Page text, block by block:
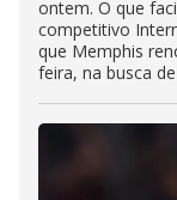
ontem. O que
competitivo
que Memphis
feira, na busca